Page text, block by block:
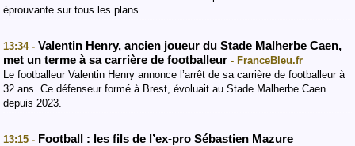
éprouvante sur tous les plans.
13:34 - Valentin Henry, ancien joueur du Stade Malherbe Caen,
met un terme à sa carrière de footballeur - FranceBleu.fr
Le footballeur Valentin Henry annonce l’arrêt de sa carrière de footballeur à
32 ans. Ce défenseur formé à Brest, évoluait au Stade Malherbe Caen
depuis 2023.
13:15 - Football : les fils de l’ex-pro Sébastien Mazure